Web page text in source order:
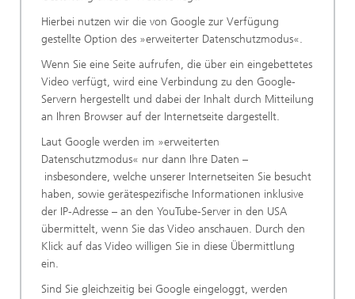
Hierbei nutzen wir die von Google zur Verfügung
gestellte Option des »erweiterter Datenschutzmodus«.
Wenn Sie eine Seite aufrufen, die über ein eingebettetes
Video verfügt, wird eine Verbindung zu den Google-
Servern hergestellt und dabei der Inhalt durch Mitteilung
an Ihren Browser auf der Internetseite dargestellt.
Laut Google werden im »erweiterten
Datenschutzmodus« nur dann Ihre Daten –
insbesondere, welche unserer Internetseiten Sie besucht
haben, sowie gerätespezifische Informationen inklusive
der IP-Adresse – an den YouTube-Server in den USA
übermittelt, wenn Sie das Video anschauen. Durch den
Klick auf das Video willigen Sie in diese Übermittlung
ein.
Sind Sie gleichzeitig bei Google eingeloggt, werden